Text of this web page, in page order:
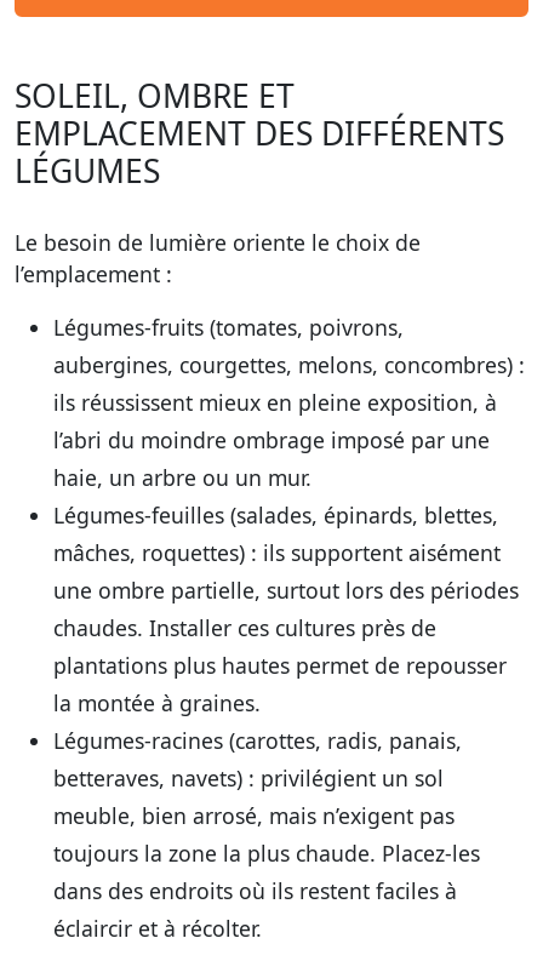
SOLEIL, OMBRE ET
EMPLACEMENT DES DIFFÉRENTS
LÉGUMES
Le besoin de lumière oriente le choix de
l’emplacement :
Légumes-fruits (tomates, poivrons,
aubergines, courgettes, melons, concombres) :
ils réussissent mieux en pleine exposition, à
l’abri du moindre ombrage imposé par une
haie, un arbre ou un mur.
Légumes-feuilles (salades, épinards, blettes,
mâches, roquettes) : ils supportent aisément
une ombre partielle, surtout lors des périodes
chaudes. Installer ces cultures près de
plantations plus hautes permet de repousser
la montée à graines.
Légumes-racines (carottes, radis, panais,
betteraves, navets) : privilégient un sol
meuble, bien arrosé, mais n’exigent pas
toujours la zone la plus chaude. Placez-les
dans des endroits où ils restent faciles à
éclaircir et à récolter.